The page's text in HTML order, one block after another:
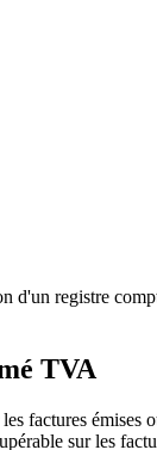
d'un registre
TVA
factures émises
sur les